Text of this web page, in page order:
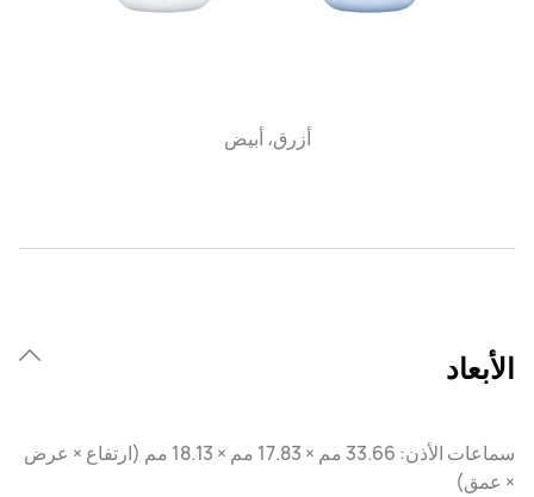
أزرق، أبيض
الأبعاد
سماعات الأذن: 33.66 مم × 17.83 مم × 18.13 مم (ارتفاع × عرض
× عمق)